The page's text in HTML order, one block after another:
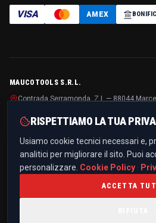
VISA AMEX
MAUCOTOOLS S.R.L.
Contrada Serramonda, Z.I. — 88044
+39 0961 021836
info@maucotools.com
PEC:maucotoolssrl@pec.it
RISPETTIAMO LA TUA
Usiamo cookie tecnici necessari e,
analitici per migliorare il sito. Puoi
personalizzare. Cookie Policy ·
ACCETTA